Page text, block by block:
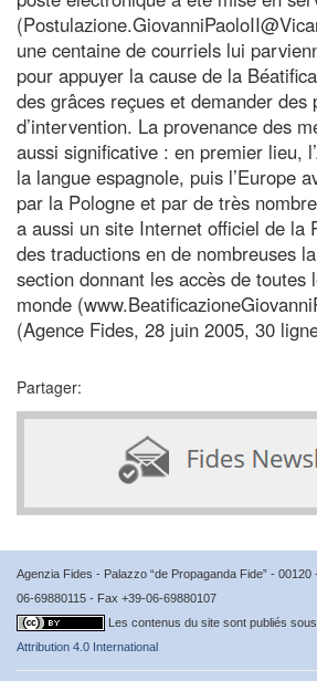
une centaine de courriels lui
pour appuyer la cause de la
des grâces reçues et demander des
d’intervention. La provenance des
aussi significative : en premier lieu,
la langue espagnole, puis l’Europe
par la Pologne et par de très
a aussi un site Internet officiel de la
des traductions en de nombreuses
section donnant les accès de toutes
monde
(Agence Fides, 28 juin 2005, 30
Partager:
Agenzia Fides - Palazzo “de Propaganda Fide” - 00120
06-69880115 - Fax +39-06-69880107
Les contenus du site sont publiés sous
Attribution 4.0 International